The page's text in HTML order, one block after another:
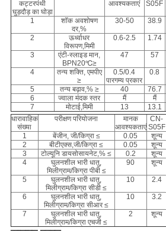
कट्टरपंथी
घुड़दौड़ का घोड़ा
आवश्यकताएं S05F
1
शॉक अवशोषण
दर,%
30-50 38.9
2
ऊर्ध्वाधर
विरूपण,मिमी
0.6-2.5 1.74
3
एंटी-स्लाइड मान,
BPN20℃≥
47 57
4
तन्य शक्ति, एमपीए
≥
0.5/0.4
पारगम्य प्रकार
0.8
5 तन्य बढ़ाव,% ≥ 40 76.7
6
ज्वाला मंदक स्तर मैं मैं
7
मोटाई,मिमी 13 13.1
धारावाहिक
संख्या
परीक्षण परियोजना
मानक
आवश्यकताएं
CN-
S05F
1 बेंजीन, जी/किग्रा ≤ 0.05 शून्य
2
बीटीएक्स,जी/किग्रा ≤ 0.05 शून्य
3
टोल्यूनि डायसोसायनेट,% ≤ 0.2 शून्य
4
घुलनशील भारी धातु,
मिलीग्राम/किग्रा पीबी ≤
90 शून्य
5
घुलनशील भारी धातु,
मिलीग्राम/किग्रा सीडी ≤
10 2.4
6
घुलनशील भारी धातु,
मिलीग्राम/किग्रा सीआर ≤
10 3.2
7
घुलनशील भारी धातु,
मिलीग्राम/किग्रा एचजी ≤
2 शून्य